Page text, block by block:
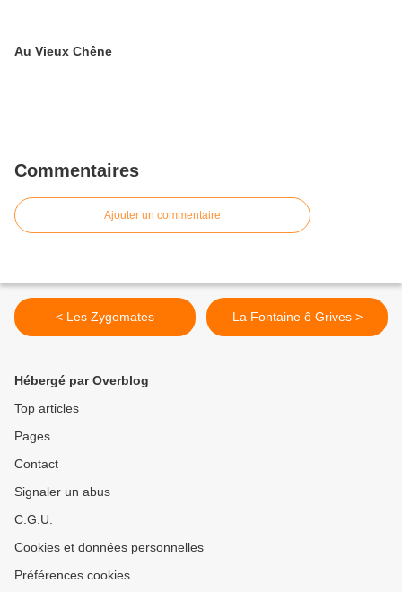
Au Vieux Chêne
Commentaires
Ajouter un commentaire
< Les Zygomates La Fontaine ô Grives >
Hébergé par Overblog
Top articles
Pages
Contact
Signaler un abus
C.G.U.
Cookies et données personnelles
Préférences cookies